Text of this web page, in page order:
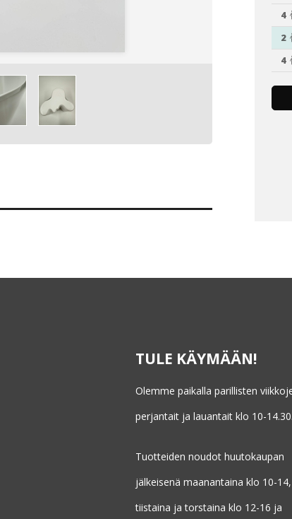
4
2
4
TULE KÄYMÄÄN!
Olemme paikalla parillisten
perjantait ja lauantait klo 10-14.30.
Tuotteiden noudot huutokaupan
jälkeisenä maanantaina klo 10-14,
tiistaina ja torstaina klo 12-16 ja